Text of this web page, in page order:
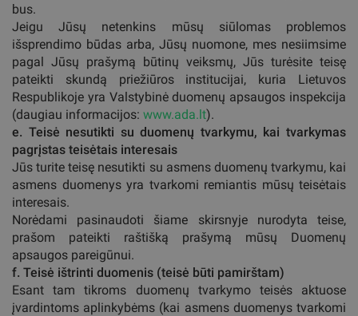
bus.
Jeigu Jūsų netenkins mūsų siūlomas problemos
išsprendimo būdas arba, Jūsų nuomone, mes nesiimsime
pagal Jūsų prašymą būtinų veiksmų, Jūs turėsite teisę
pateikti skundą priežiūros institucijai, kuria Lietuvos
Respublikoje yra Valstybinė duomenų apsaugos inspekcija
(daugiau informacijos: www.ada.lt).
e. Teisė nesutikti su duomenų tvarkymu, kai tvarkymas
pagrįstas teisėtais interesais
Jūs turite teisę nesutikti su asmens duomenų tvarkymu, kai
asmens duomenys yra tvarkomi remiantis mūsų teisėtais
interesais.
Norėdami pasinaudoti šiame skirsnyje nurodyta teise,
prašom pateikti raštišką prašymą mūsų Duomenų
apsaugos pareigūnui.
f. Teisė ištrinti duomenis (teisė būti pamirštam)
Esant tam tikroms duomenų tvarkymo teisės aktuose
įvardintoms aplinkybėms (kai asmens duomenys tvarkomi